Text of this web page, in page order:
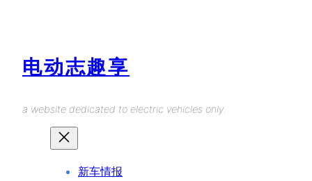
电动志趣享
a website dedicated to electric vehicles only.
新车情报